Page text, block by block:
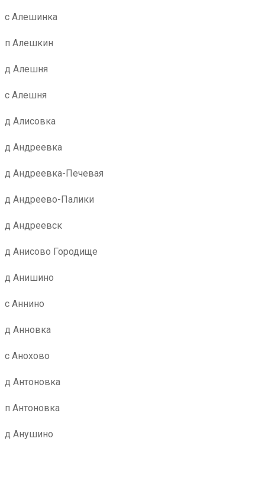
с Алешинка
п Алешкин
д Алешня
с Алешня
д Алисовка
д Андреевка
д Андреевка-Печевая
д Андреево-Палики
д Андреевск
д Анисово Городище
д Анишино
с Аннино
д Анновка
с Анохово
д Антоновка
п Антоновка
д Анушино